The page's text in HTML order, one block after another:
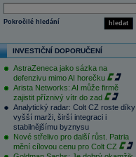
hledat
Pokročilé hledání
INVESTIČNÍ DOPORUČENÍ
AstraZeneca jako sázka na
defenzivu mimo AI horečku
Arista Networks: AI může firmě
zajistit příznivý vítr do zad
Analytický radar: Colt CZ roste díky
vyšší marži, širší integraci i
stabilnějšímu byznysu
Nové střelivo pro další růst. Patria
mění cílovou cenu pro Colt CZ